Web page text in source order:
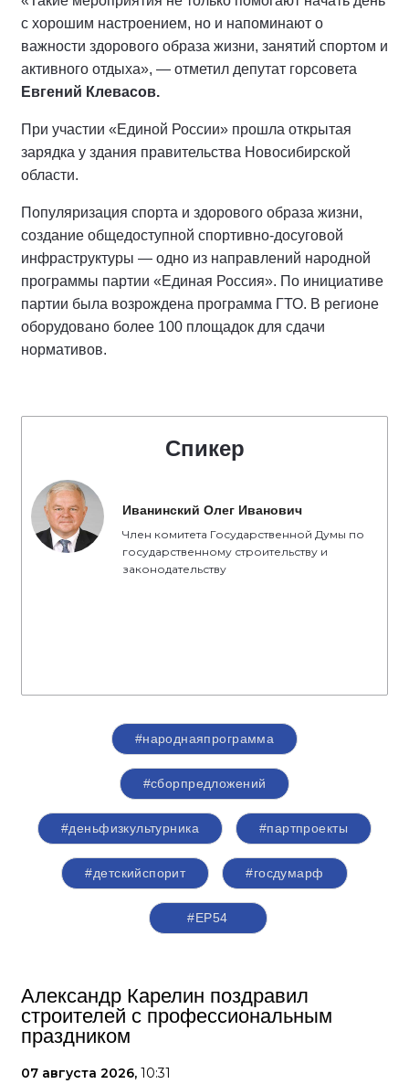
с хорошим настроением, но и напоминают о
важности здорового образа жизни, занятий спортом и
активного отдыха», — отметил депутат горсовета
Евгений Клевасов.
При участии «Единой России» прошла открытая
зарядка у здания правительства Новосибирской
области.
Популяризация спорта и здорового образа жизни,
создание общедоступной спортивно-досуговой
инфраструктуры — одно из направлений народной
программы партии «Единая Россия». По инициативе
партии была возрождена программа ГТО. В регионе
оборудовано более 100 площадок для сдачи
нормативов.
Спикер
Иванинский Олег Иванович
Член комитета Государственной Думы по
государственному строительству и
законодательству
#народнаяпрограмма
#сборпредложений
#деньфизкультурника #партпроекты
#детскийспорит #госдумарф
#ЕР54
Александр Карелин поздравил
строителей с профессиональным
праздником
07 августа 2026, 10:31